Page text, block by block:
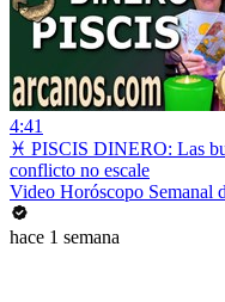
4:41
♓ PISCIS DINERO: Las
conflicto no escale
Video Horóscopo
hace 1 semana